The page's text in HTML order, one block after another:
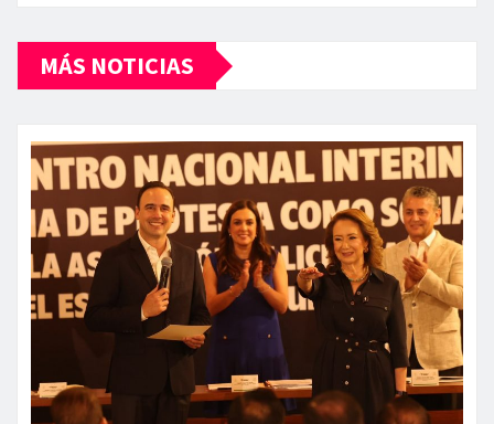
MÁS NOTICIAS